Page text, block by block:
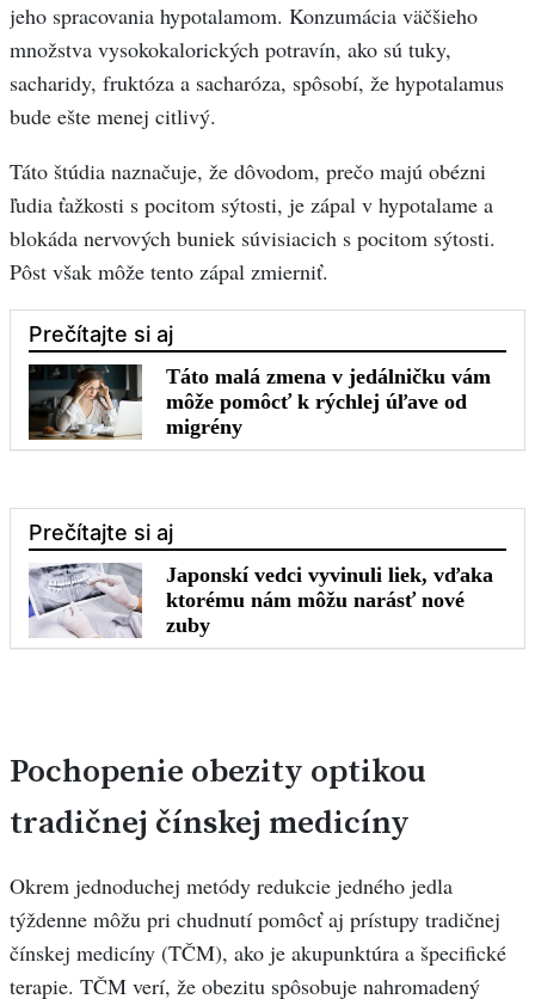
jeho spracovania hypotalamom. Konzumácia väčšieho
množstva vysokokalorických potravín, ako sú tuky,
sacharidy, fruktóza a sacharóza, spôsobí, že hypotalamus
bude ešte menej citlivý.
Táto štúdia naznačuje, že dôvodom, prečo majú obézni
ľudia ťažkosti s pocitom sýtosti, je zápal v hypotalame a
blokáda nervových buniek súvisiacich s pocitom sýtosti.
Pôst však môže tento zápal zmierniť.
Pochopenie obezity optikou
tradičnej čínskej medicíny
Okrem jednoduchej metódy redukcie jedného jedla
týždenne môžu pri chudnutí pomôcť aj prístupy tradičnej
čínskej medicíny (TČM), ako je akupunktúra a špecifické
terapie. TČM verí, že obezitu spôsobuje nahromadený